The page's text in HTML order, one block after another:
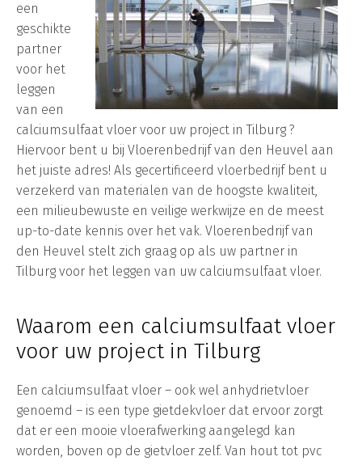
een
geschikte
partner
voor het
leggen
van een
calciumsulfaat vloer voor uw project in Tilburg ?
Hiervoor bent u bij Vloerenbedrijf van den Heuvel aan
het juiste adres! Als gecertificeerd vloerbedrijf bent u
verzekerd van materialen van de hoogste kwaliteit,
een milieubewuste en veilige werkwijze en de meest
up-to-date kennis over het vak. Vloerenbedrijf van
den Heuvel stelt zich graag op als uw partner in
Tilburg voor het leggen van uw calciumsulfaat vloer.
Waarom een calciumsulfaat vloer
voor uw project in Tilburg
Een calciumsulfaat vloer – ook wel anhydrietvloer
genoemd – is een type gietdekvloer dat ervoor zorgt
dat er een mooie vloerafwerking aangelegd kan
worden, boven op de gietvloer zelf. Van hout tot pvc